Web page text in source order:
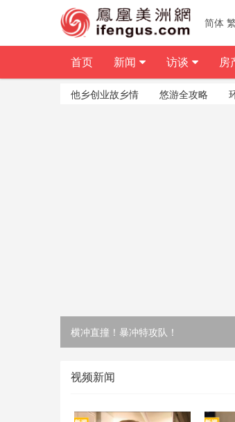
他乡创业故乡情 悠游全攻略
2026 CES 媒体日新奇展品抢先看
视频新闻
简体
首页 新闻 访谈 房